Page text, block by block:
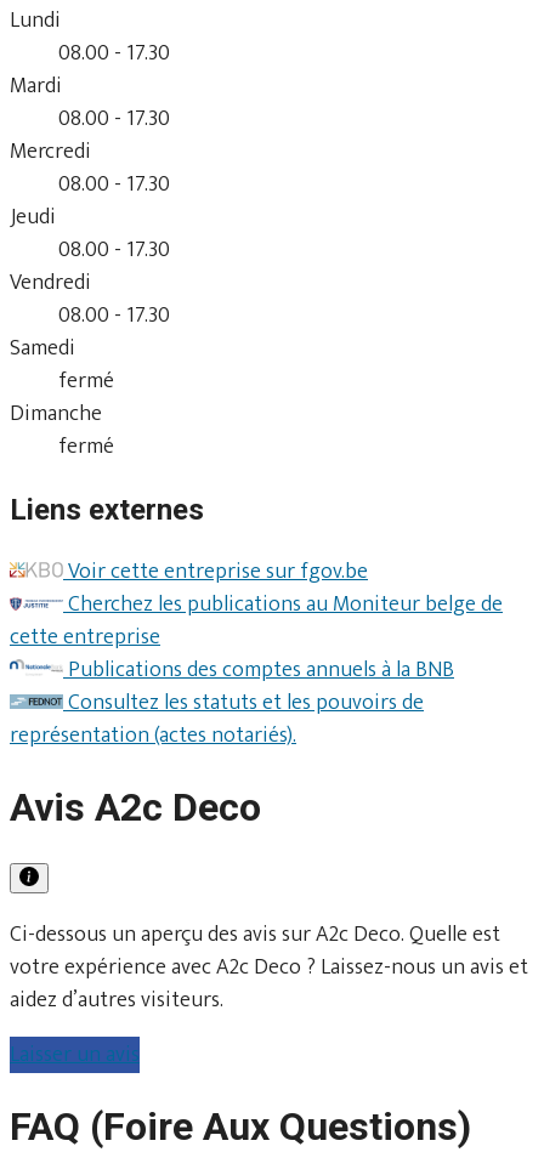
Lundi
08.00 - 17.30
Mardi
08.00 - 17.30
Mercredi
08.00 - 17.30
Jeudi
08.00 - 17.30
Vendredi
08.00 - 17.30
Samedi
fermé
Dimanche
fermé
Liens externes
Voir cette entreprise sur fgov.be
Cherchez les publications au Moniteur belge de
cette entreprise
Publications des comptes annuels à la BNB
Consultez les statuts et les pouvoirs de
représentation (actes notariés).
Avis A2c Deco
Ci-dessous un aperçu des avis sur A2c Deco. Quelle est
votre expérience avec A2c Deco ? Laissez-nous un avis et
aidez d’autres visiteurs.
Laisser un avis
FAQ (Foire Aux Questions)